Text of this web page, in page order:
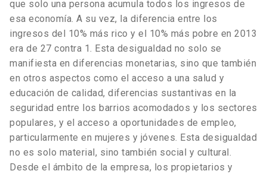
que solo una persona acumula todos los ingresos de
esa economía. A su vez, la diferencia entre los
ingresos del 10% más rico y el 10% más pobre en 2013
era de 27 contra 1. Esta desigualdad no solo se
manifiesta en diferencias monetarias, sino que también
en otros aspectos como el acceso a una salud y
educación de calidad, diferencias sustantivas en la
seguridad entre los barrios acomodados y los sectores
populares, y el acceso a oportunidades de empleo,
particularmente en mujeres y jóvenes. Esta desigualdad
no es solo material, sino también social y cultural.
Desde el ámbito de la empresa, los propietarios y